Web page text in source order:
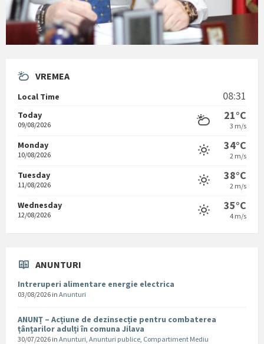
VREMEA
Local Time 08:31
Today
09/08/2026
21°C
3 m/s
Monday
10/08/2026
34°C
2 m/s
Tuesday
11/08/2026
38°C
2 m/s
Wednesday
12/08/2026
35°C
4 m/s
ANUNTURI
Intreruperi alimentare energie electrica
03/08/2026 in Anunturi
ANUNȚ – Acțiune de dezinsecție pentru combaterea
țânțarilor adulți în comuna Jilava
30/07/2026 in Anunturi, Anunturi publice, Compartiment Mediu